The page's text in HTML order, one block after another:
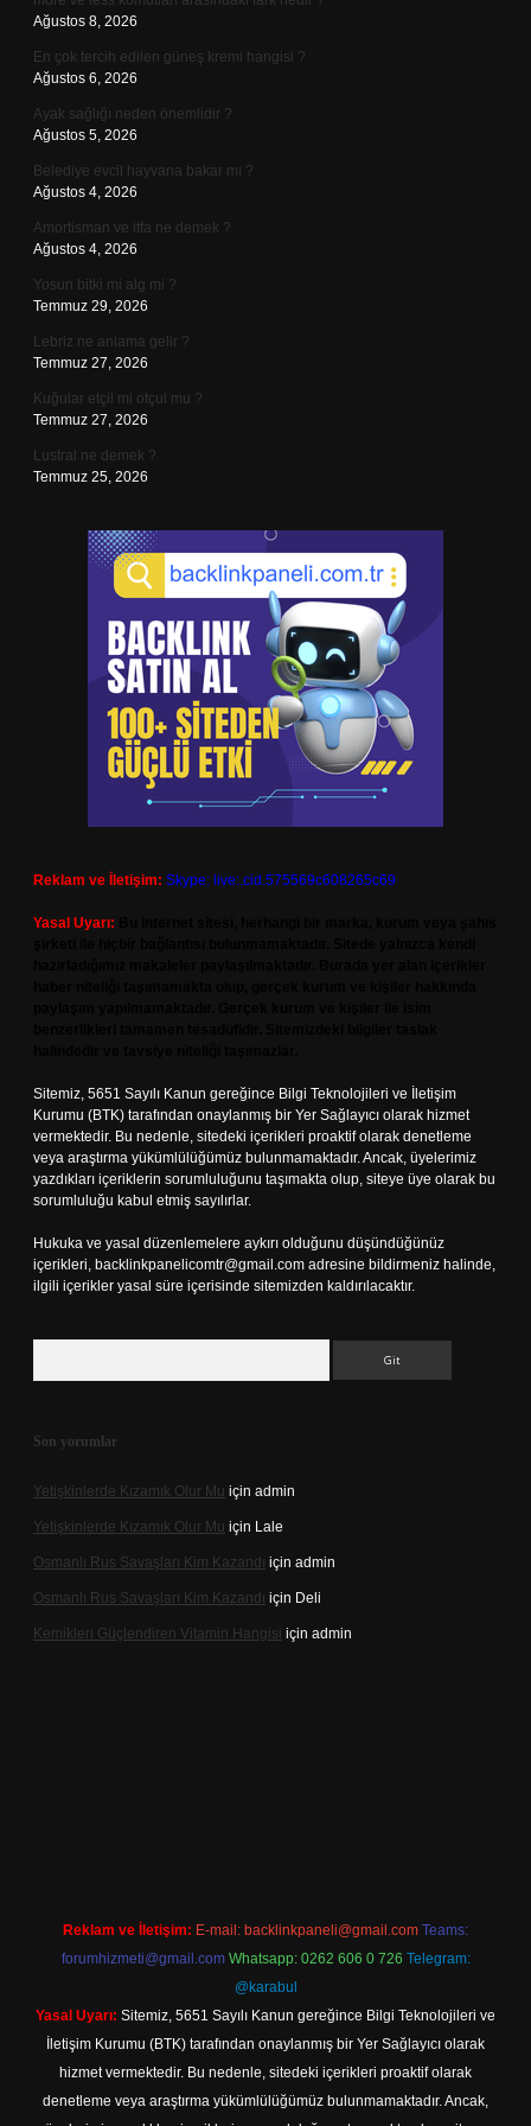
Ağustos 8, 2026
En çok tercih edilen güneş kremi hangisi ?
Ağustos 6, 2026
Ayak sağlığı neden önemlidir ?
Ağustos 5, 2026
Belediye evcil hayvana bakar mı ?
Ağustos 4, 2026
Amortisman ve itfa ne demek ?
Ağustos 4, 2026
Yosun bitki mi alg mi ?
Temmuz 29, 2026
Lebriz ne anlama gelir ?
Temmuz 27, 2026
Kuğular etçil mi otçul mu ?
Temmuz 27, 2026
Lustral ne demek ?
Temmuz 25, 2026
Reklam ve İletişim: Skype: live:.cid.575569c608265c69
Yasal Uyarı:
Sitemiz, 5651 Sayılı Kanun gereğince Bilgi Teknolojileri ve İletişim
Kurumu (BTK) tarafından onaylanmış bir Yer Sağlayıcı olarak hizmet
vermektedir. Bu nedenle, sitedeki içerikleri proaktif olarak denetleme
veya araştırma yükümlülüğümüz bulunmamaktadır. Ancak, üyelerimiz
yazdıkları içeriklerin sorumluluğunu taşımakta olup, siteye üye olarak bu
sorumluluğu kabul etmiş sayılırlar.
Hukuka ve yasal düzenlemelere aykırı olduğunu düşündüğünüz
içerikleri, backlinkpanelicomtr@gmail.com adresine bildirmeniz halinde,
ilgili içerikler yasal süre içerisinde sitemizden kaldırılacaktır.
Son yorumlar
Yetişkinlerde Kızamık Olur Mu için admin
Yetişkinlerde Kızamık Olur Mu için Lale
Osmanlı Rus Savaşları Kim Kazandı için admin
Osmanlı Rus Savaşları Kim Kazandı için Deli
Kemikleri Güçlendiren Vitamin Hangisi için admin
Reklam ve İletişim: E-mail: backlinkpaneli@gmail.com Teams:
forumhizmeti@gmail.com Whatsapp: 0262 606 0 726 Telegram:
@karabul
Yasal Uyarı: Sitemiz, 5651 Sayılı Kanun gereğince Bilgi Teknolojileri ve
İletişim Kurumu (BTK) tarafından onaylanmış bir Yer Sağlayıcı olarak
hizmet vermektedir. Bu nedenle, sitedeki içerikleri proaktif olarak
denetleme veya araştırma yükümlülüğümüz bulunmamaktadır. Ancak,